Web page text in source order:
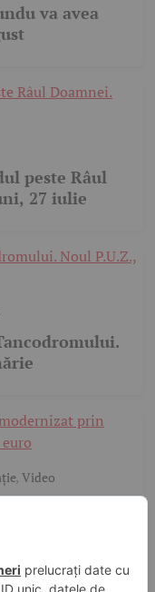
va avea
peste Râul
27 iulie
,Video
de 1,38